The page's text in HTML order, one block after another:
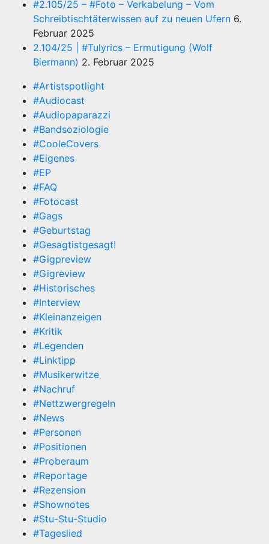
#2.105/25 – #Foto – Verkabelung – Vom
Schreibtischtäterwissen auf zu neuen Ufern 6.
Februar 2025
2.104/25 | #Tulyrics – Ermutigung (Wolf
Biermann) 2. Februar 2025
#Artistspotlight
#Audiocast
#Audiopaparazzi
#Bandsoziologie
#CooleCovers
#Eigenes
#EP
#FAQ
#Fotocast
#Gags
#Geburtstag
#Gesagtistgesagt!
#Gigpreview
#Gigreview
#Historisches
#Interview
#Kleinanzeigen
#Kritik
#Legenden
#Linktipp
#Musikerwitze
#Nachruf
#Nettzwergregeln
#News
#Personen
#Positionen
#Proberaum
#Reportage
#Rezension
#Shownotes
#Stu-Stu-Studio
#Tageslied